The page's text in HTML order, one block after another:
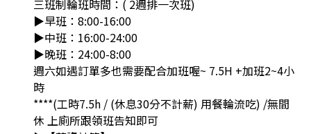
三班制輪班時間：( 2週排一次班)
▶️早班：8:00-16:00
▶️中班：16:00-24:00
▶️晚班：24:00-8:00
週六如遇訂單多也需要配合加班喔~ 7.5H +加班2~4小
時
****(工時7.5h / (休息30分不計薪) 用餐輪流吃) /無間
休 上廁所跟領班告知即可